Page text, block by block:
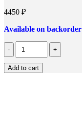
4450 ₽
Available on backorder
Количество
Тонер
Hi-
Black
Add to cart